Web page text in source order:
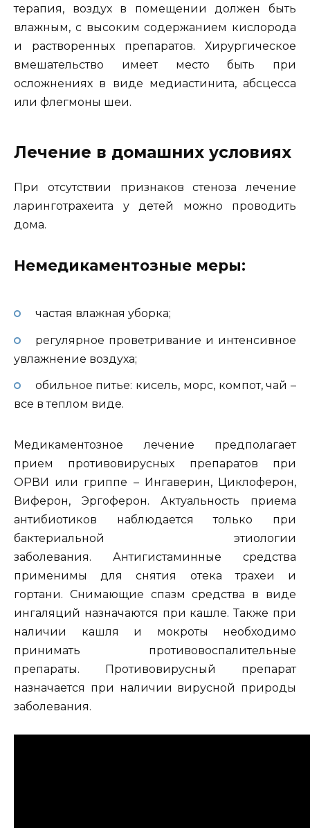
терапия, воздух в помещении должен быть
влажным, с высоким содержанием кислорода
и растворенных препаратов. Хирургическое
вмешательство имеет место быть при
осложнениях в виде медиастинита, абсцесса
или флегмоны шеи.
Лечение в домашних условиях
При отсутствии признаков стеноза лечение
ларинготрахеита у детей можно проводить
дома.
Немедикаментозные меры:
частая влажная уборка;
регулярное проветривание и интенсивное
увлажнение воздуха;
обильное питье: кисель, морс, компот, чай –
все в теплом виде.
Медикаментозное лечение предполагает
прием противовирусных препаратов при
ОРВИ или гриппе – Ингаверин, Циклоферон,
Виферон, Эргоферон. Актуальность приема
антибиотиков наблюдается только при
бактериальной этиологии
заболевания. Антигистаминные средства
применимы для снятия отека трахеи и
гортани. Снимающие спазм средства в виде
ингаляций назначаются при кашле. Также при
наличии кашля и мокроты необходимо
принимать противовоспалительные
препараты. Противовирусный препарат
назначается при наличии вирусной природы
заболевания.